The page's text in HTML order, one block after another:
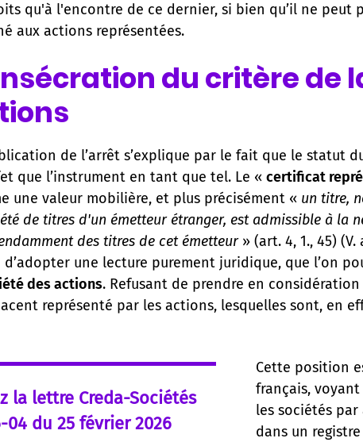
qu'à l'encontre de ce dernier, si bien qu’il ne peut
aux actions représentées.
du critère de
de l’arrêt s’explique par le fait que le statut
que l’instrument en tant que tel. Le «certificat
une valeur mobilière, et plus précisément « un titre,
de titres d'un émetteur étranger, est admissible à la
des titres de cet émetteur » (art. 4, 1., 45)
d’adopter une lecture purement juridique, que l’on
des actions. Refusant de prendre en
représenté par les actions, lesquelles sont, en
la lettre Creda-Sociétés
04 du 25 février 2026
Cette position
français, voyant
les sociétés
dans un